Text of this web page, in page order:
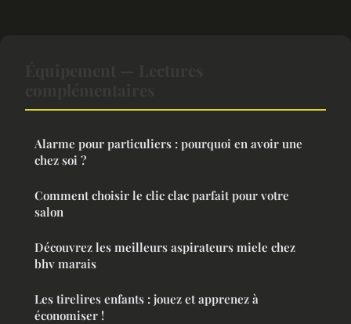
Alarme pour particuliers : pourquoi en avoir une
chez soi ?
Comment choisir le clic clac parfait pour votre
salon
Découvrez les meilleurs aspirateurs miele chez
bhv marais
Les tirelires enfants : jouez et apprenez à
économiser !